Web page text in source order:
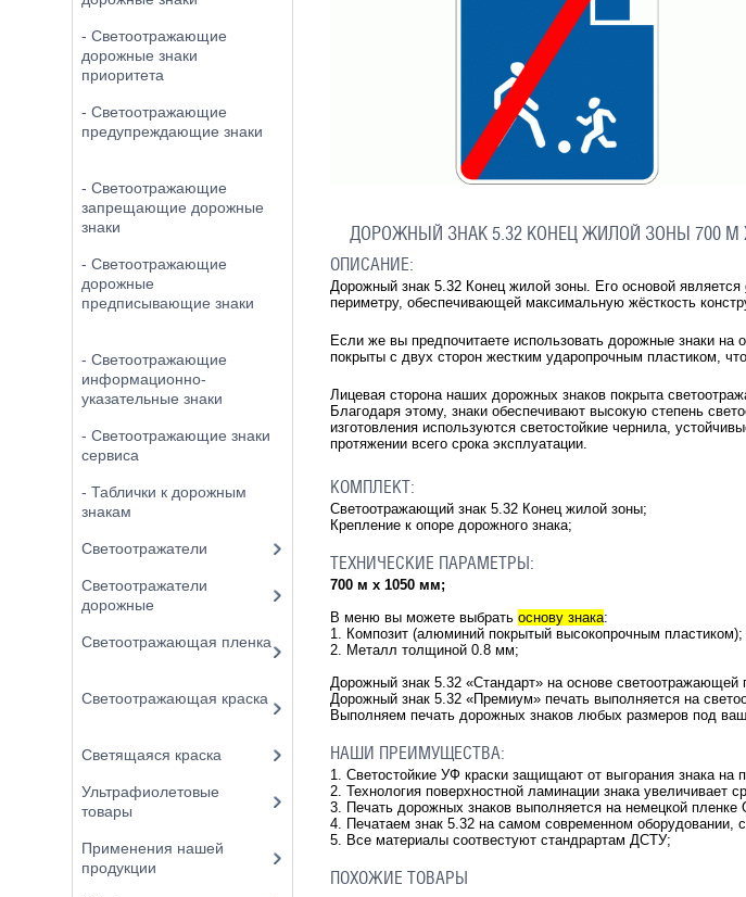
ДОРОЖНЫЙ ЗНАК 5.32 КОНЕЦ ЖИЛОЙ ЗОНЫ 700 М
ОПИСАНИЕ:
Дорожный знак 5.32 Конец жилой зоны. Его основой является
периметру, обеспечивающей максимальную жёсткость
Если же вы предпочитаете использовать дорожные знаки
покрыты с двух сторон жестким ударопрочным пластиком,
Лицевая сторона наших дорожных знаков покрыта
Благодаря этому, знаки обеспечивают высокую степень
изготовления используются светостойкие чернила,
протяжении всего срока эксплуатации.
КОМПЛЕКТ:
Светоотражающий знак 5.32 Конец жилой зоны;
Крепление к опоре дорожного знака;
ТЕХНИЧЕСКИЕ ПАРАМЕТРЫ:
700 м х 1050 мм;
В меню вы можете выбратьоснову знака:
1. Композит (алюминий покрытый высокопрочным пластиком);
2. Металл толщиной 0.8 мм;
Дорожный знак 5.32 «Стандарт» на основе светоотражающей
Дорожный знак 5.32 «Премиум» печать выполняется на
Выполняем печать дорожных знаков любых размеров под
НАШИ ПРЕИМУЩЕСТВА:
1. Светостойкие УФ краски защищают от выгорания знака на
2. Технология поверхностной ламинации знака увеличивает
3. Печать дорожных знаков выполняется на немецкой пленке
4. Печатаем знак 5.32 на самом современном оборудовании,
5. Все материалы соотвестуют стандрартам ДСТУ;
ПОХОЖИЕ ТОВАРЫ
- Светоотражающие
дорожные знаки
приоритета
- Светоотражающие
предупреждающие знаки
- Светоотражающие
запрещающие дорожные
знаки
- Светоотражающие
дорожные
предписывающие знаки
- Светоотражающие
информационно-
указательные знаки
- Светоотражающие знаки
сервиса
- Таблички к дорожным
знакам
Светоотражатели
Светоотражатели
дорожные
Светоотражающая пленка
Светоотражающая краска
Светящаяся краска
Ультрафиолетовые
товары
Применения нашей
продукции